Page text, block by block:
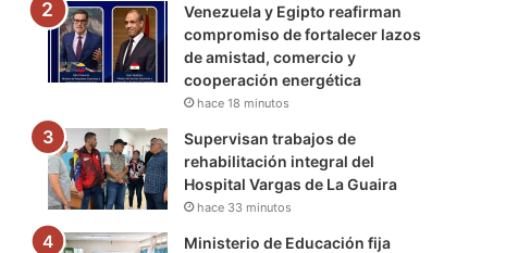
Venezuela y Egipto reafirman
compromiso de fortalecer lazos
de amistad, comercio y
cooperación energética
hace 18 minutos
Supervisan trabajos de
rehabilitación integral del
Hospital Vargas de La Guaira
hace 33 minutos
Ministerio de Educación fija